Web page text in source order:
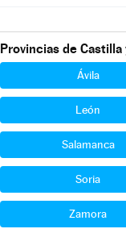
Provincias de Castilla
Ávila
León
Salamanca
Soria
Zamora